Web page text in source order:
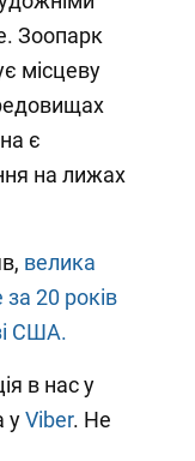
Зоопарк
місцеву
є
на лижах
велика
20 років
США.
в нас у
уViber. Не